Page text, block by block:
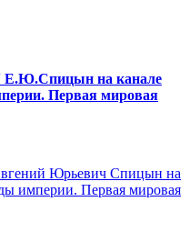
Е.Ю.Спицын на канале
Первая мировая
Юрьевич Спицын на
империи. Первая мировая